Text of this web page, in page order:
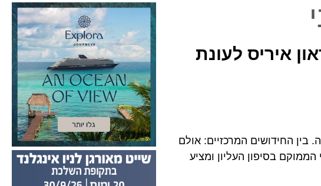
לעונת
שלה. בין החידושים המרכזיים: אולם
בסיפון העליון ומציע